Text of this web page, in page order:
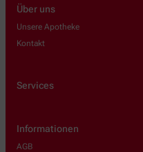
Über uns
Unsere Apotheke
Kontakt
Services
Informationen
AGB